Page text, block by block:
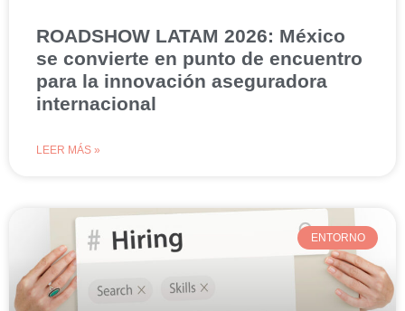
ROADSHOW LATAM 2026: México
se convierte en punto de encuentro
para la innovación aseguradora
internacional
LEER MÁS »
ENTORNO